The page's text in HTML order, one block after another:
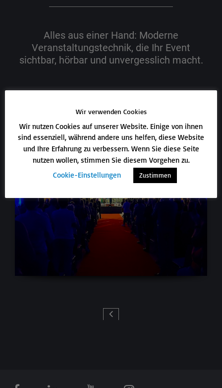
Alles aus einer Hand: Moderne
Veranstaltungstechnik, die Ihr Event
sichtbar, hörbar und unvergesslich macht.
Wir verwenden Cookies
Wir nutzen Cookies auf unserer Website. Einige von ihnen
sind essenziell, während andere uns helfen, diese Website
und Ihre Erfahrung zu verbessern. Wenn Sie diese Seite
nutzen wollen, stimmen Sie diesem Vorgehen zu.
Cookie-Einstellungen
Zustimmen